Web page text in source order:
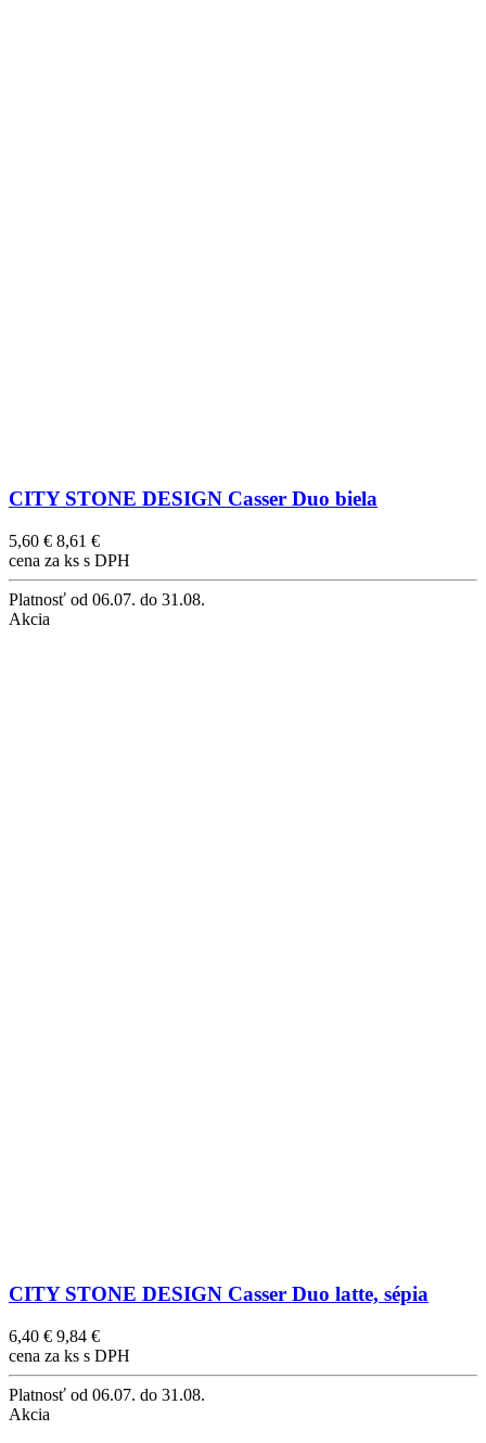
CITY STONE DESIGN Casser Duo biela
5,60 € 8,61 €
cena za ks s DPH
Platnosť od 06.07. do 31.08.
Akcia
CITY STONE DESIGN Casser Duo latte, sépia
6,40 € 9,84 €
cena za ks s DPH
Platnosť od 06.07. do 31.08.
Akcia